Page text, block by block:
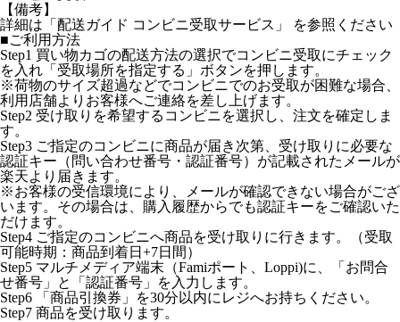
【備考】
詳細は「配送ガイド コンビニ受取サービス」 を参照ください
■ご利用方法
Step1 買い物カゴの配送方法の選択でコンビニ受取にチェック
を入れ「受取場所を指定する」ボタンを押します。
※荷物のサイズ超過などでコンビニでのお受取が困難な場合、
利用店舗よりお客様へご連絡を差し上げます。
Step2 受け取りを希望するコンビニを選択し、注文を確定しま
す。
Step3 ご指定のコンビニに商品が届き次第、受け取りに必要な
認証キー（問い合わせ番号・認証番号）が記載されたメールが
楽天より届きます。
※お客様の受信環境により、メールが確認できない場合がござ
います。その場合は、購入履歴からでも認証キーをご確認いた
だけます。
Step4 ご指定のコンビニへ商品を受け取りに行きます。（受取
可能時期：商品到着日+7日間）
Step5 マルチメディア端末（Famiポート、Loppi)に、「お問合
せ番号」と「認証番号」を入力します。
Step6 「商品引換券」を30分以内にレジへお持ちください。
Step7 商品を受け取ります。